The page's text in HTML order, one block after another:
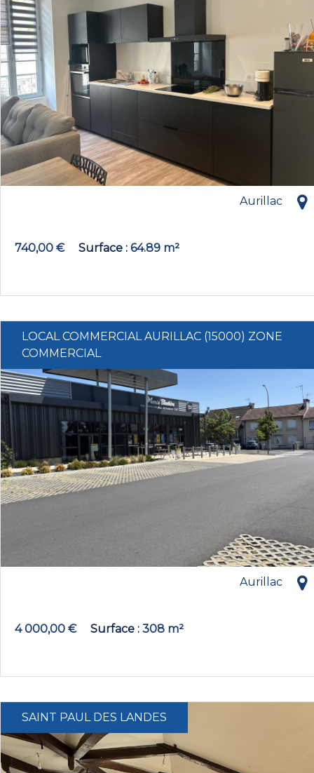
Aurillac
740,00 € Surface 64.89 m²
LOCAL COMMERCIAL AURILLAC (15000) ZONE
COMMERCIAL
Aurillac
4 000,00 € Surface 308 m²
SAINT PAUL DES LANDES